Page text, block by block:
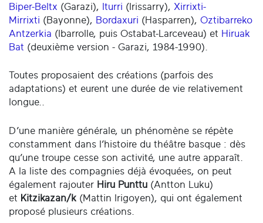
Biper-Beltx (Garazi), Iturri (Irissarry), Xirrixti-
Mirrixti (Bayonne), Bordaxuri (Hasparren), Oztibarreko
Antzerkia (Ibarrolle, puis Ostabat-Larceveau) et Hiruak
Bat (deuxième version - Garazi, 1984-1990).
Toutes proposaient des créations (parfois des
adaptations) et eurent une durée de vie relativement
longue..
D’une manière générale, un phénomène se répète
constamment dans l’histoire du théâtre basque : dès
qu’une troupe cesse son activité, une autre apparaît.
A la liste des compagnies déjà évoquées, on peut
également rajouter Hiru Punttu (Antton Luku)
et Kitzikazan/k (Mattin Irigoyen), qui ont également
proposé plusieurs créations.